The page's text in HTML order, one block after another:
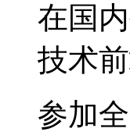
在国
技术前
参加